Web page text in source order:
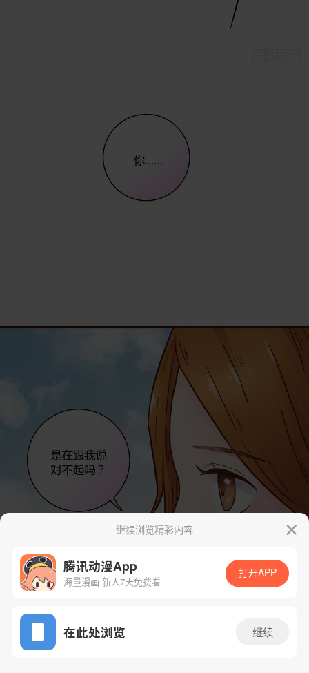
App免费看
继续浏览精彩内容
腾讯动漫App
海量漫画 新人7天免费看
打开APP
在此处浏览 继续